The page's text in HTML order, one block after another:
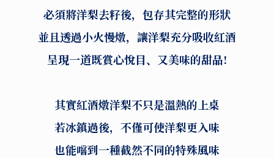
必須將洋梨去籽後，包存其完整的形狀
並且透過小火慢燉，讓洋梨充分吸收紅酒
呈現一道既賞心悅目、又美味的甜品!
其實紅酒燉洋梨不只是溫熱的上桌
若冰鎮過後，不僅可使洋梨更入味
也能嚐到一種截然不同的特殊風味